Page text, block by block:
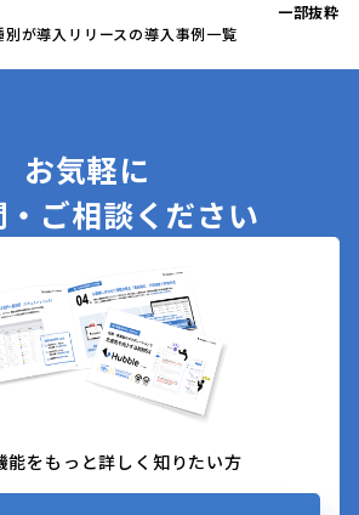
一部抜粋
別が導入リリースの導入事例一覧
お気軽に
・ご相談ください
能をもっと詳しく知りたい方